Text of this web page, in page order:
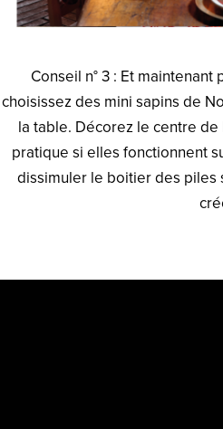
Conseil n° 3 : Et
choisissez des mini sapins de
la table. Décorez le centre de
pratique si elles fonctionnent
dissimuler le boitier des piles